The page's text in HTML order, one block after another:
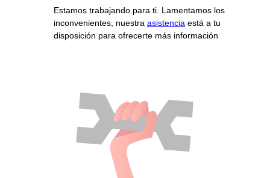
Estamos trabajando para ti. Lamentamos los
inconvenientes, nuestra asistencia está a tu
disposición para ofrecerte más información